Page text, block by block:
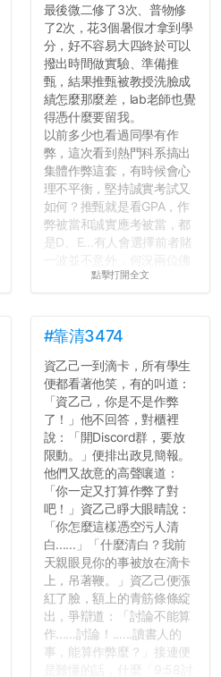
最後微二修了3次、普物修
了2次，花3個暑假才拿到學
分，好不容易大四終於可以
撥出時間做實驗、準備推
甄，結果推甄被教授洗臉成
績怎麼那麼差，lab老師也覺
得憑什麼要留我。
以前多少也看過同學有作
弊，這次看到熱門科系搞出
集體作弊這套，有時候會心
理不平衡，堅持誠實考試又
如何？推甄就是看GPA，作
弊被當和誠實應考被當，都
是D、E...有人會選擇前者賭
心教授看起來要輕輕放下
長作弊的風氣。
反正老人我明天就要搬離新
竹，之後如何發展與我無
關，就當最後一天發個牢騷
吧XD，祝學弟妹們修課順利
~~...
點擊打開全文
#靠清3474
資乙己一到滴卡，所有學生
便都看著他笑，有的叫道：
「資乙己，你是不是作弊
了！」他不回答，對櫃裡
說：「開Discord群，要放
限動。」便排出政見簡報。
他們又故意的高聲嚷道：
「你一定又打算作弊了對
吧！」資乙己睜大眼晴說：
「你怎麼這樣憑空污人清
白......」「什麼清白？我前
天親眼見你的事被放在滴卡
上，吊著鞭。」資乙己便漲
紅了臉，額上的青筋條條綻
出，爭辯道：「討論不能算
作......討論！......讀書人的
事，能算作弊麼？」接連便